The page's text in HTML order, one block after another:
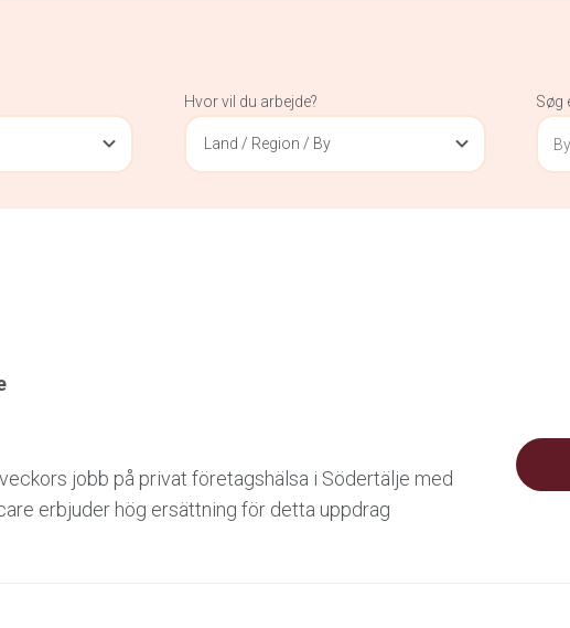
Hvor vil du arbejde?
Land / Region / By
Søg
jobb på privat företagshälsa i Södertälje med
erbjuder hög ersättning för detta uppdrag